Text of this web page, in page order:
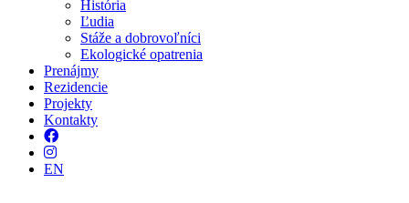
História
Ľudia
Stáže a dobrovoľníci
Ekologické opatrenia
Prenájmy
Rezidencie
Projekty
Kontakty
Facebook
Instagram
EN